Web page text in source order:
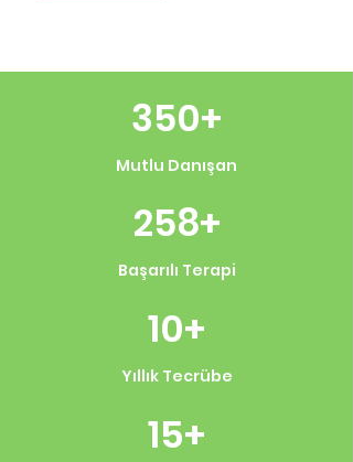
350+
Mutlu Danışan
258+
Başarılı Terapi
10+
Yıllık Tecrübe
15+